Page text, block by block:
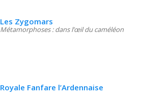
Les Zygomars
Métamorphoses : dans l’œil du caméléon
Royale Fanfare l’Ardennaise